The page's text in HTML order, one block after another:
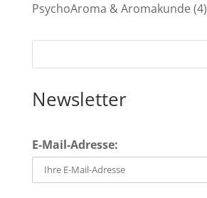
PsychoAroma & Aromakunde(4)
Newsletter
E-Mail-Adresse: